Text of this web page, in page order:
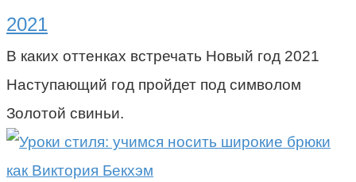
2021
В каких оттенках встречать Новый год 2021
Наступающий год пройдет под символом
Золотой свиньи.